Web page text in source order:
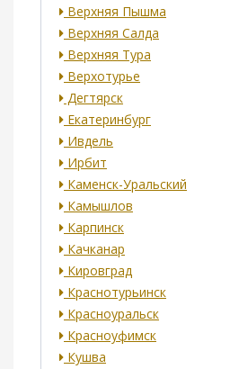
Верхняя Пышма
Верхняя Салда
Верхняя Тура
Верхотурье
Дегтярск
Екатеринбург
Ивдель
Ирбит
Каменск-Уральский
Камышлов
Карпинск
Качканар
Кировград
Краснотурьинск
Красноуральск
Красноуфимск
Кушва